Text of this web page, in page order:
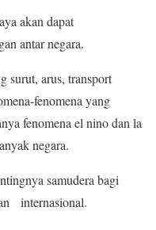
akan dapat
antar negara.
surut, arus, transport
fenomena yang
fenomena el nino dan la
negara.
samudera bagi
internasional.